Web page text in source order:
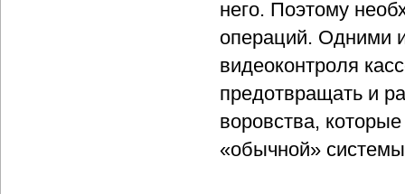
него. Поэтому
операций. Одними
видеоконтроля
предотвращать и
воровства,
«обычной»